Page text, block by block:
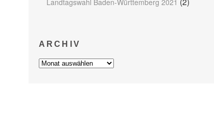
Landtagswahl Baden-Württemberg 2021
ARCHIV
Archiv